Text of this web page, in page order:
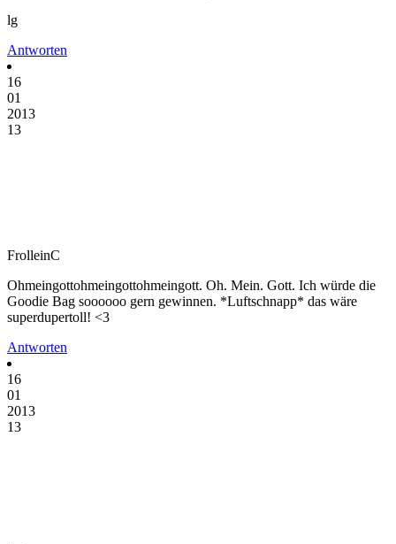
lg
Antworten
16
01
2013
13
FrolleinC
Ohmeingottohmeingottohmeingott. Oh. Mein. Gott. Ich würde die
Goodie Bag soooooo gern gewinnen. *Luftschnapp* das wäre
superdupertoll! <3
Antworten
16
01
2013
13